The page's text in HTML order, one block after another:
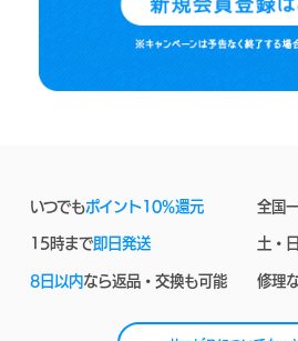
いつでもポイント10%還元 全国
15時まで即日発送 土・
8日以内なら返品・交換も可能 修理